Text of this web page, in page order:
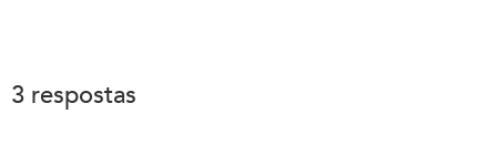
3 respostas